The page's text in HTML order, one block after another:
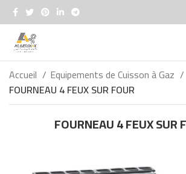
Accueil Equipements de Cuisson à Gaz
FOURNEAU 4 FEUX SUR FOUR
FOURNEAU 4 FEUX SUR